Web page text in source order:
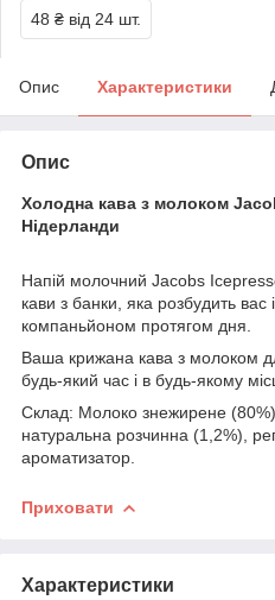
48 ₴ від 24 шт.
Опис Характеристики
Опис
Холодна кава з молоком
Нідерланди
Напій молочний Jacobs
кави з банки, яка розбудить вас
компаньйоном протягом дня.
Ваша крижана кава з молоком
будь-який час і в будь-якому
Склад: Молоко знежирене
натуральна розчинна (1,2%),
ароматизатор.
Приховати
Характеристики